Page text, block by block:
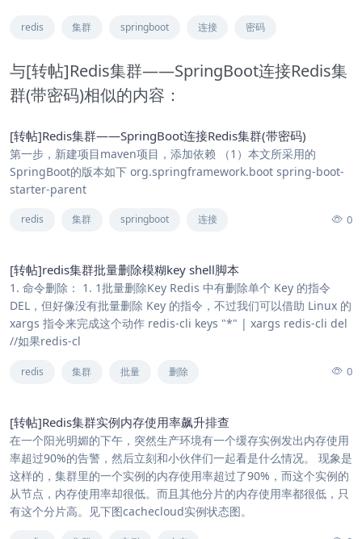
redis 集群 springboot 连接 密码
与[转帖]Redis集群——SpringBoot连接Redis集
群(带密码)相似的内容：
[转帖]Redis集群——SpringBoot连接Redis集群(带密码)
第一步，新建项目maven项目，添加依赖 （1）本文所采用的
SpringBoot的版本如下 org.springframework.boot spring-boot-
starter-parent
redis 集群 springboot 连接 0
[转帖]redis集群批量删除模糊key shell脚本
1. 命令删除： 1. 1批量删除Key Redis 中有删除单个 Key 的指令
DEL，但好像没有批量删除 Key 的指令，不过我们可以借助 Linux 的
xargs 指令来完成这个动作 redis-cli keys "*" | xargs redis-cli del
//如果redis-cl
redis 集群 批量 删除 0
[转帖]Redis集群实例内存使用率飙升排查
在一个阳光明媚的下午，突然生产环境有一个缓存实例发出内存使用
率超过90%的告警，然后立刻和小伙伴们一起看是什么情况。 现象是
这样的，集群里的一个实例的内存使用率超过了90%，而这个实例的
从节点，内存使用率却很低。而且其他分片的内存使用率都很低，只
有这个分片高。见下图cachecloud实例状态图。